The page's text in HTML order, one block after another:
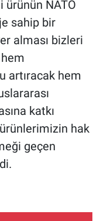
ürünün NATO
sahip bir
alması bizleri
artıracak hem
katkı
hak
geçen